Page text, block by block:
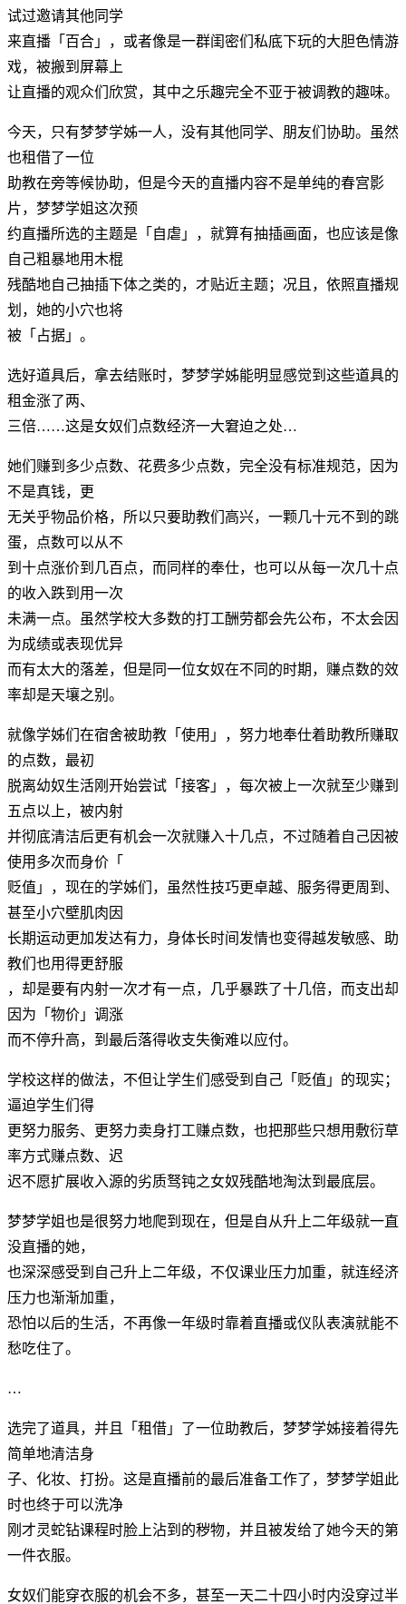
试过邀请其他同学
来直播「百合」，或者像是一群闺密们私底下玩的大胆色情游
戏，被搬到屏幕上
让直播的观众们欣赏，其中之乐趣完全不亚于被调教的趣味。
今天，只有梦梦学姊一人，没有其他同学、朋友们协助。虽然
也租借了一位
助教在旁等候协助，但是今天的直播内容不是单纯的春宫影
片，梦梦学姐这次预
约直播所选的主题是「自虐」，就算有抽插画面，也应该是像
自己粗暴地用木棍
残酷地自己抽插下体之类的，才贴近主题；况且，依照直播规
划，她的小穴也将
被「占据」。
选好道具后，拿去结账时，梦梦学姊能明显感觉到这些道具的
租金涨了两、
三倍……这是女奴们点数经济一大窘迫之处…
她们赚到多少点数、花费多少点数，完全没有标准规范，因为
不是真钱，更
无关乎物品价格，所以只要助教们高兴，一颗几十元不到的跳
蛋，点数可以从不
到十点涨价到几百点，而同样的奉仕，也可以从每一次几十点
的收入跌到用一次
未满一点。虽然学校大多数的打工酬劳都会先公布，不太会因
为成绩或表现优异
而有太大的落差，但是同一位女奴在不同的时期，赚点数的效
率却是天壤之别。
就像学姊们在宿舍被助教「使用」，努力地奉仕着助教所赚取
的点数，最初
脱离幼奴生活刚开始尝试「接客」，每次被上一次就至少赚到
五点以上，被内射
并彻底清洁后更有机会一次就赚入十几点，不过随着自己因被
使用多次而身价「
贬值」，现在的学姊们，虽然性技巧更卓越、服务得更周到、
甚至小穴壁肌肉因
长期运动更加发达有力，身体长时间发情也变得越发敏感、助
教们也用得更舒服
，却是要有内射一次才有一点，几乎暴跌了十几倍，而支出却
因为「物价」调涨
而不停升高，到最后落得收支失衡难以应付。
学校这样的做法，不但让学生们感受到自己「贬值」的现实；
逼迫学生们得
更努力服务、更努力卖身打工赚点数，也把那些只想用敷衍草
率方式赚点数、迟
迟不愿扩展收入源的劣质驽钝之女奴残酷地淘汰到最底层。
梦梦学姐也是很努力地爬到现在，但是自从升上二年级就一直
没直播的她，
也深深感受到自己升上二年级，不仅课业压力加重，就连经济
压力也渐渐加重，
恐怕以后的生活，不再像一年级时靠着直播或仪队表演就能不
愁吃住了。
…
选完了道具，并且「租借」了一位助教后，梦梦学姊接着得先
简单地清洁身
子、化妆、打扮。这是直播前的最后准备工作了，梦梦学姐此
时也终于可以洗净
刚才灵蛇钻课程时脸上沾到的秽物，并且被发给了她今天的第
一件衣服。
女奴们能穿衣服的机会不多，甚至一天二十四小时内没穿过半